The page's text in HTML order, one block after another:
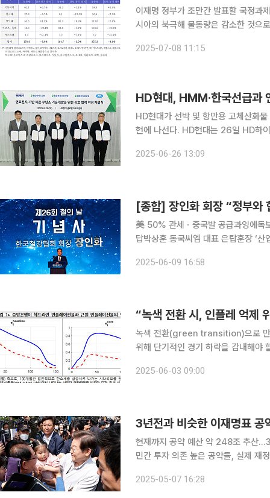
이재명 정부가 조만간 발표할 국정과
시아의 북극해 물동량은 감소한 것으로 나
으로 전년동기대비 7.5% 감소했다.
2025-07-08 11:15
HD현대, HMM·한국선급과
HD현대가 선박 및 항만용 고체산화
현에 나선다. HD현대는 26일 HD하이드로젠, HD한국조선해양, HD현대중공업 등 3개 계열사가
2025-06-26 13:09
[종합] 장인화 회장 “정부와
美 50% 관세ㆍ중국발 공급과잉에독
답박상훈 동국씨엠 대표 은탑훈장 ‘산업의 쌀’로 불리는 철강업계가 유례없는 삼중고에 휩싸인 가운
다. 장인화 한국철강협회장 겸 포스
2025-06-09 16:58
“녹색 전환 시, 인플레 억제
녹색 전환(green transition)으로 만
위해 단기적인 경기 하락을 감내해야 할 수도 있다는
“녹색 전환이 반드시 인플레이션을
2025-06-03 09:00
3년전과 비슷한 이재명표
현재까지 공약 예산 약 248조 추산
민간 투자 의존 높은 공약들, 실제 재
나, 재원 마련 계획은 오히려 후퇴한
2025-05-07 16:28